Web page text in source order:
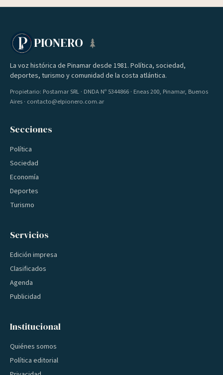
PIONERO
La voz histórica de Pinamar desde 1981. Política, sociedad,
deportes, turismo y comunidad de la costa atlántica.
Propietario: Postamar SRL · DNDA Nº 5344866 · Eneas 200, Pinamar, Buenos
Aires · contacto@elpionero.com.ar
Secciones
Política
Sociedad
Economía
Deportes
Turismo
Servicios
Edición impresa
Clasificados
Agenda
Publicidad
Institucional
Quiénes somos
Política editorial